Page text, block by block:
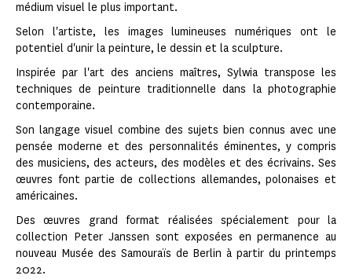
médium visuel le plus important.
Selon l'artiste, les images lumineuses numériques ont le
potentiel d'unir la peinture, le dessin et la sculpture.
Inspirée par l'art des anciens maîtres, Sylwia transpose les
techniques de peinture traditionnelle dans la photographie
contemporaine.
Son langage visuel combine des sujets bien connus avec une
pensée moderne et des personnalités éminentes, y compris
des musiciens, des acteurs, des modèles et des écrivains. Ses
œuvres font partie de collections allemandes, polonaises et
américaines.
Des œuvres grand format réalisées spécialement pour la
collection Peter Janssen sont exposées en permanence au
nouveau Musée des Samouraïs de Berlin à partir du printemps
2022.